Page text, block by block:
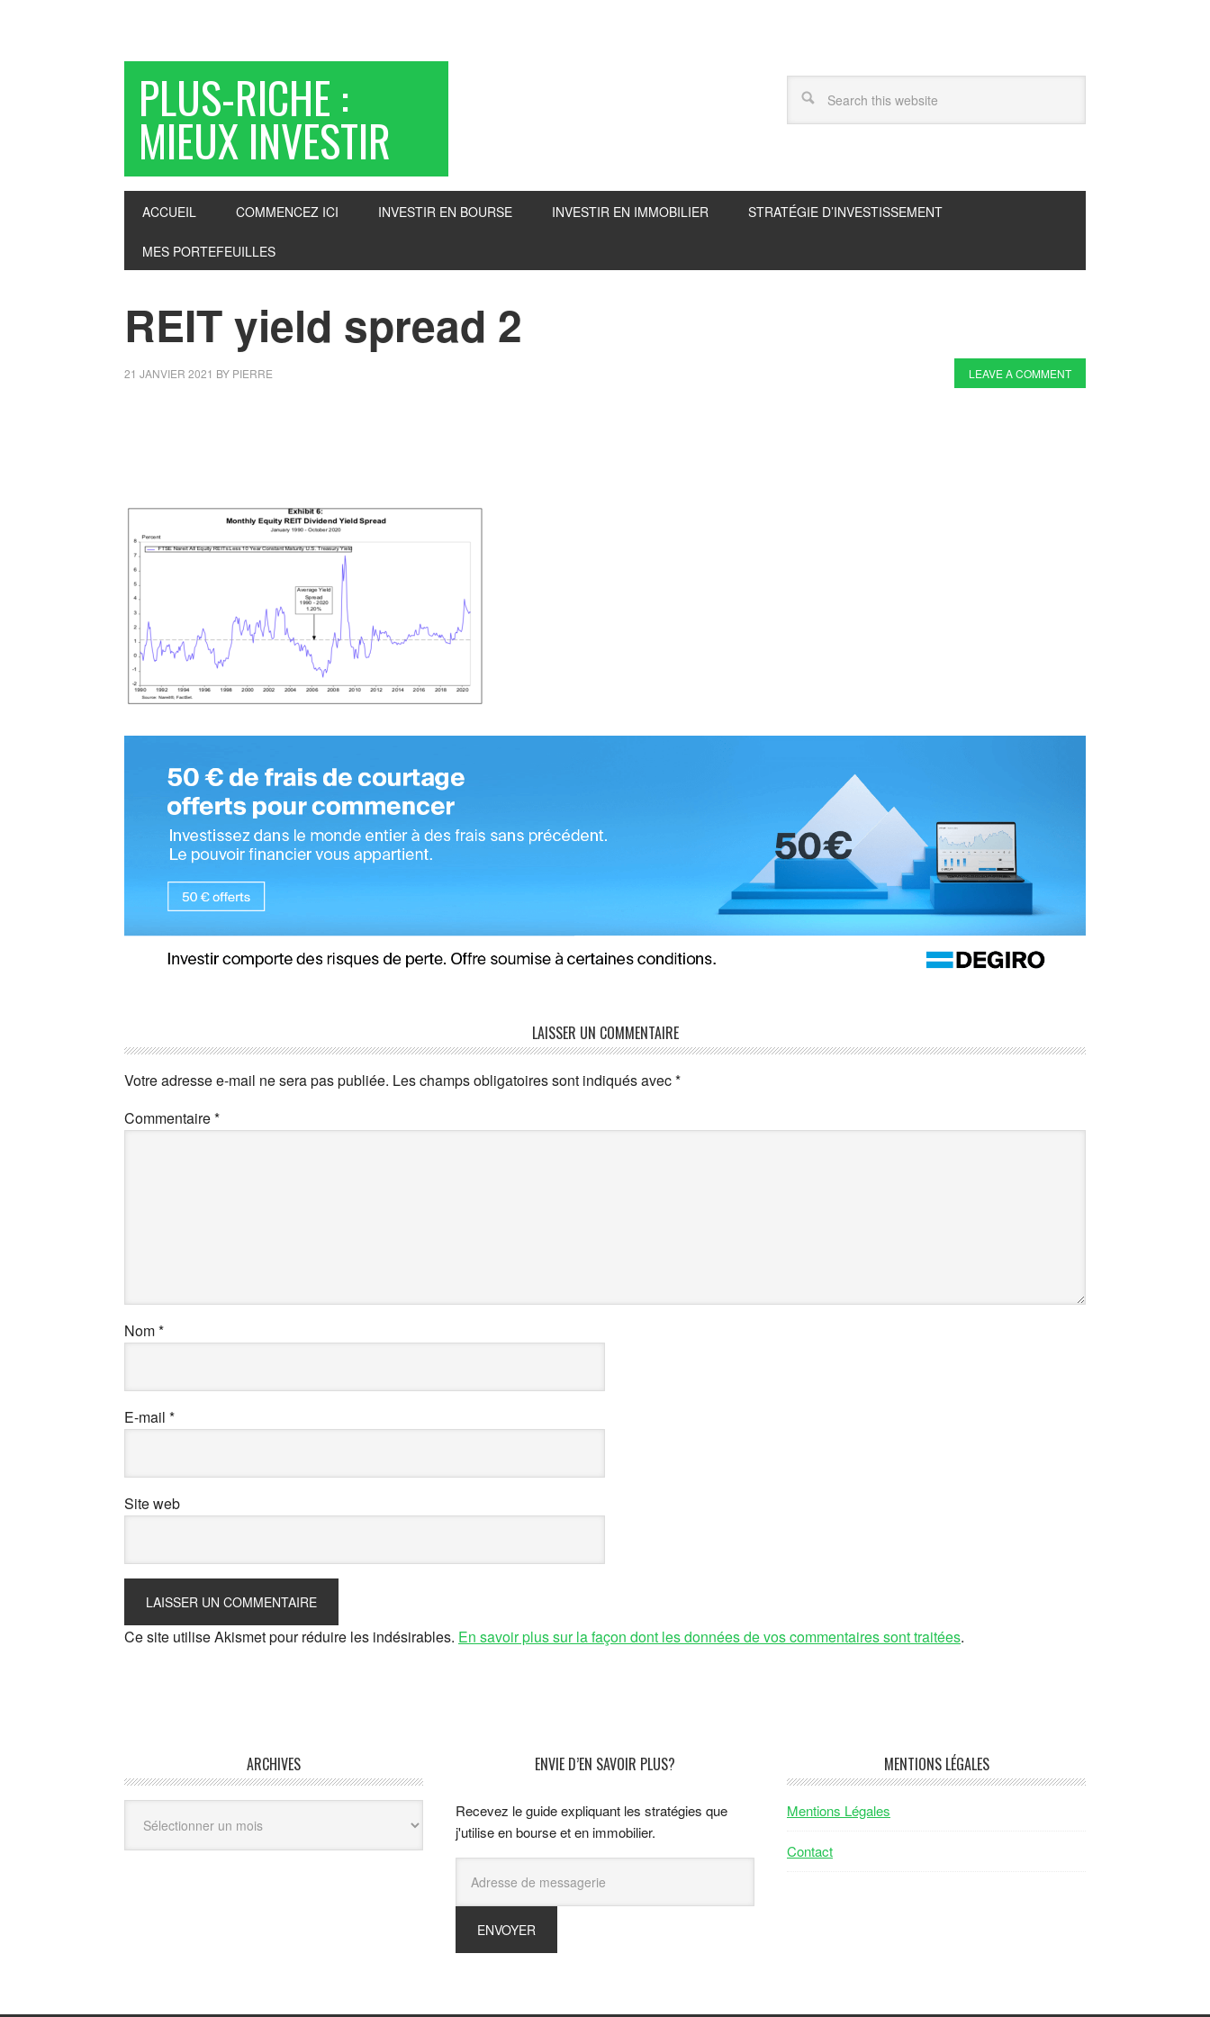
PLUS-RICHE :
MIEUX INVESTIR
ACCUEIL COMMENCEZ ICI INVESTIR EN BOURSE INVESTIR EN IMMOBILIER STRATÉGIE D’INVESTISSEMENT
MES PORTEFEUILLES
REIT yield spread 2
21 JANVIER 2021 BY PIERRE LEAVE A COMMENT
LAISSER UN COMMENTAIRE
Votre adresse e-mail ne sera pas publiée. Les champs obligatoires sont indiqués avec*
Commentaire*
Nom*
E-mail *
Site web
Ce site utilise Akismet pour réduire les indésirables. En savoir plus sur la façon dont les données de vos commentaires sont traitées.
ARCHIVES ENVIE D’EN SAVOIR PLUS?
Recevez le guide expliquant les stratégies que
j'utilise en bourse et en immobilier.
MENTIONS LÉGALES
Mentions Légales
Contact